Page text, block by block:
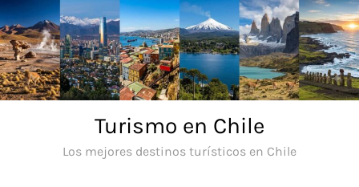
Saltar
al
contenido
Turismo en Chile
Los mejores destinos turísticos en Chile